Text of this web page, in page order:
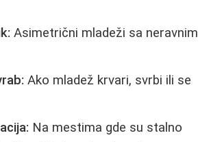
Asimetrični mladeži sa neravnim
Ako mladež krvari, svrbi ili se
Na mestima gde su stalno